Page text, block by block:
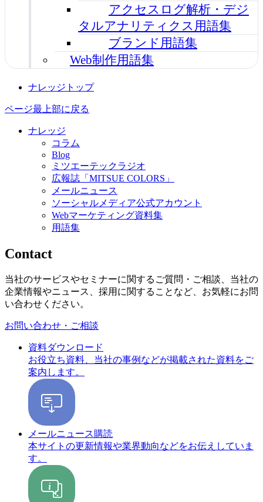
アクセスログ解析・デジ
タルアナリティクス用語集
ブランド用語集
Web制作用語集
ナレッジトップ
ページ最上部に戻る
ナレッジ
コラム
Blog
ミツエーテックラジオ
広報誌「MITSUE COLORS」
メールニュース
ソーシャルメディア公式アカウント
Webマーケティング資料集
用語集
Contact
当社のサービスやセミナーに関するご質問・ご相談、当社の
企業情報やニュース、採用に関することなど、お気軽にお問
い合わせください。
お問い合わせ・ご相談
資料ダウンロード
お役立ち資料、当社の事例などが掲載された資料をご
案内します。
メールニュース購読
本サイトの更新情報や業界動向などをお伝えしていま
す。